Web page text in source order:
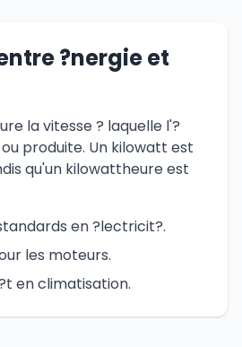
?nergie et
la vitesse ? laquelle l'?
produite. Un kilowatt est
qu'un kilowattheure est
en ?lectricit?.
les moteurs.
en climatisation.